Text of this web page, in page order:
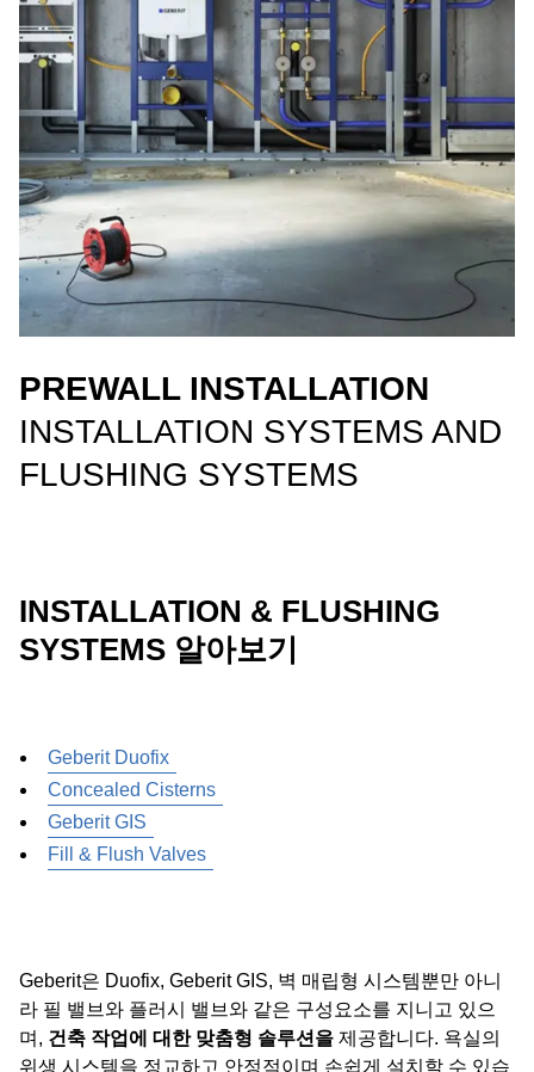
PREWALL INSTALLATION
INSTALLATION SYSTEMS AND
FLUSHING SYSTEMS
INSTALLATION & FLUSHING
SYSTEMS 알아보기
Geberit Duofix
Concealed Cisterns
Geberit GIS
Fill & Flush Valves
Geberit은 Duofix, Geberit GIS, 벽 매립형 시스템뿐만 아니
라 필 밸브와 플러시 밸브와 같은 구성요소를 지니고 있으
며, 건축 작업에 대한 맞춤형 솔루션을 제공합니다. 욕실의
위생 시스템을 정교하고 안정적이며 손쉽게 설치할 수 있습